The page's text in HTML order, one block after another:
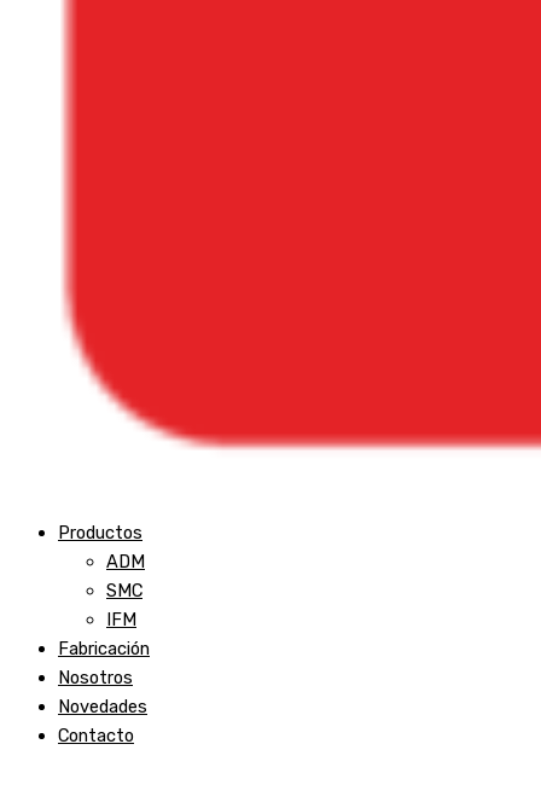
Productos
ADM
SMC
IFM
Fabricación
Nosotros
Novedades
Contacto